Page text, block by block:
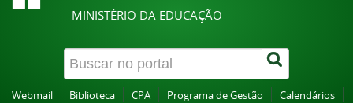
MINISTÉRIO DA EDUCAÇÃO
Webmail Biblioteca CPA Programa de Gestão Calendários